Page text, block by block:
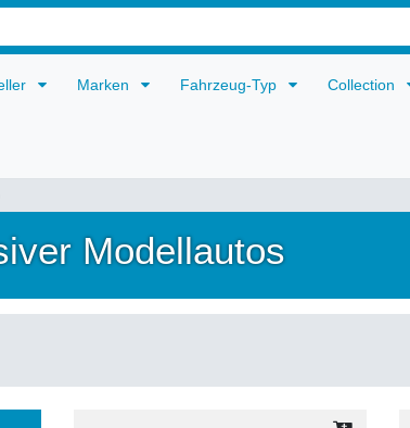
Marken Fahrzeug-Typ Collection
Modellautos